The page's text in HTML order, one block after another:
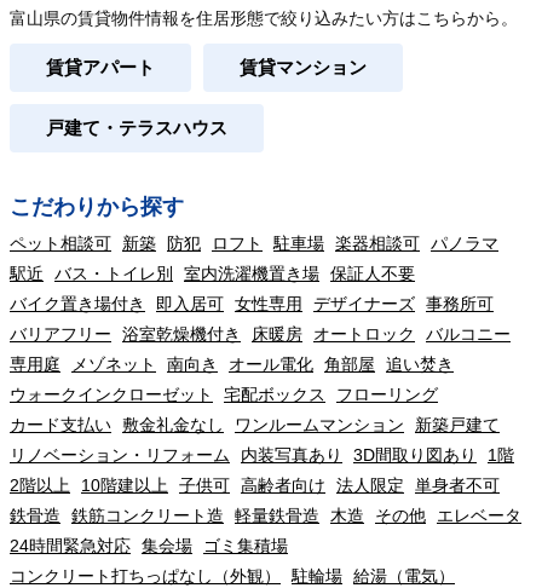
富山県の賃貸物件情報を住居形態で絞り込みたい方はこちらから。
賃貸アパート 賃貸マンション
戸建て・テラスハウス
こだわりから探す
ペット相談可 新築 防犯 ロフト 駐車場 楽器相談可 パノラマ
駅近
バス・トイレ別 室内洗濯機置き場 保証人不要
バイク置き場付き
即入居可 女性専用 デザイナーズ 事務所可
バリアフリー
浴室乾燥機付き 床暖房 オートロック
バルコニー
専用庭
メゾネット 南向き オール電化 角部屋
追い焚き
ウォークインクローゼット
宅配ボックス
フローリング
カード支払い 敷金礼金なし ワンルームマンション
新築戸建て
リノベーション・リフォーム
内装写真あり 3D間取り図あり
1階
2階以上
10階建以上 子供可 高齢者向け 法人限定
単身者不可
鉄骨造
鉄筋コンクリート造 軽量鉄骨造 木造 その他
エレベータ
24時間緊急対応 集会場
ゴミ集積場
コンクリート打ちっぱなし（外観）
駐輪場 給湯（電気）